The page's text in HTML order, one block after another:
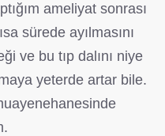
ameliyat sonrası
sürede ayılmasını
ve bu tıp dalını niye
yeterde artar bile.